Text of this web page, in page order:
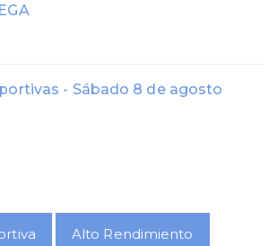
- Sábado 8 de agosto
Alto Rendimiento